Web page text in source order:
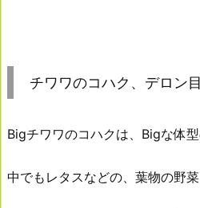
チワワのコハク、デロン
Bigチワワのコハクは、Bigな体
中でもレタスなどの、葉物の野